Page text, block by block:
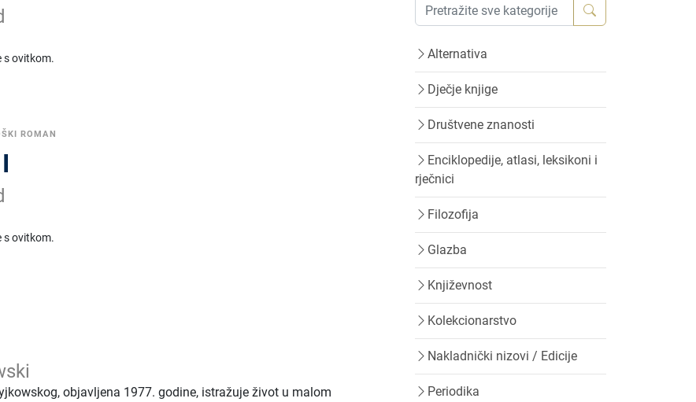
s ovitkom.
ROMAN
s ovitkom.
objavljena 1977. godine, istražuje život u malom
Alternativa
Dječje knjige
Društvene znanosti
Enciklopedije, atlasi, leksikoni i
rječnici
Filozofija
Glazba
Književnost
Kolekcionarstvo
Nakladnički nizovi / Edicije
Periodika